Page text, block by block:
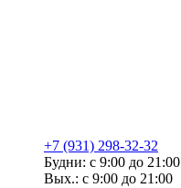
+7 (931) 298-32-32
Будни: с 9:00 до 21:00
Вых.: с 9:00 до 21:00